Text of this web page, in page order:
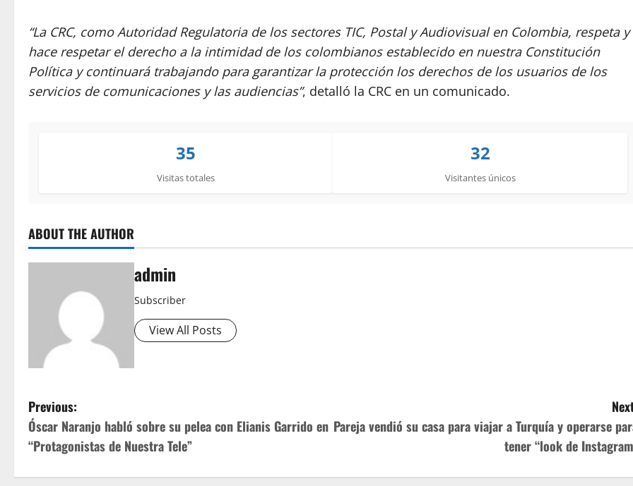
“La CRC, como Autoridad Regulatoria de los sectores TIC, Postal y Audiovisual en Colombia, respeta y
hace respetar el derecho a la intimidad de los colombianos establecido en nuestra Constitución
Política y continuará trabajando para garantizar la protección los derechos de los usuarios de los
servicios de comunicaciones y las audiencias”, detalló la CRC en un comunicado.
35
Visitas totales
32
Visitantes únicos
ABOUT THE AUTHOR
admin
Subscriber
View All Posts
P
o
s
Previous:
Óscar Naranjo habló sobre su pelea con Elianis Garrido en
“Protagonistas de Nuestra Tele”
Pareja vendió su casa para viajar a Turquía y operarse
tener “look de